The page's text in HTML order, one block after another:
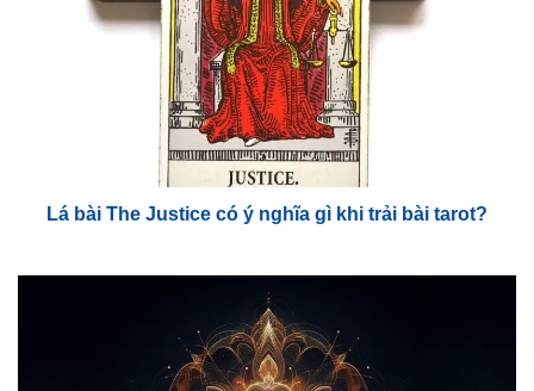
Lá bài The Justice có ý nghĩa gì khi trải bài tarot?